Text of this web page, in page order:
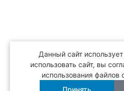
Данный сайт
использовать сайт, вы
использования файлов
Принять